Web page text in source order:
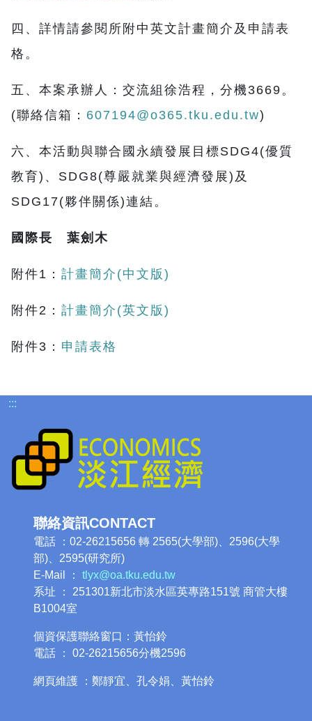
四、詳情請參閱所附中英文計畫簡介及申請表
格。
五、本案承辦人：交流組徐浩程，分機3669。
(聯絡信箱： 607194@o365.tku.edu.tw)
六、本活動與聯合國永續發展目標SDG4(優質
教育)、SDG8(尊嚴就業與經濟發展)及
SDG17(夥伴關係)連結。
國際長 葉劍木
附件1： 計畫簡介(中文版)
附件2： 計畫簡介(英文版)
附件3： 申請表格
:::
聯絡資訊CONTACT
電話 ：02-26215656 轉 2565(大學部)、2596(大學
部)、2595(研究所)
E-Mail ： tlyx@oa.tku.edu.tw
系址 ： 251301新北市淡水區英專路151號 商管大樓
B1004室
個資保護聯絡窗口：黃怡鈴
電話 ： 02-26215656分機2596
網頁維護 ：鄭靜宜、孔令娟、黃怡鈴